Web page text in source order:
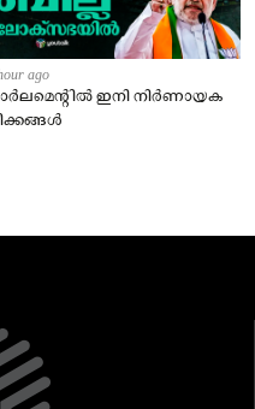
ago
ഇനി നിർണായക